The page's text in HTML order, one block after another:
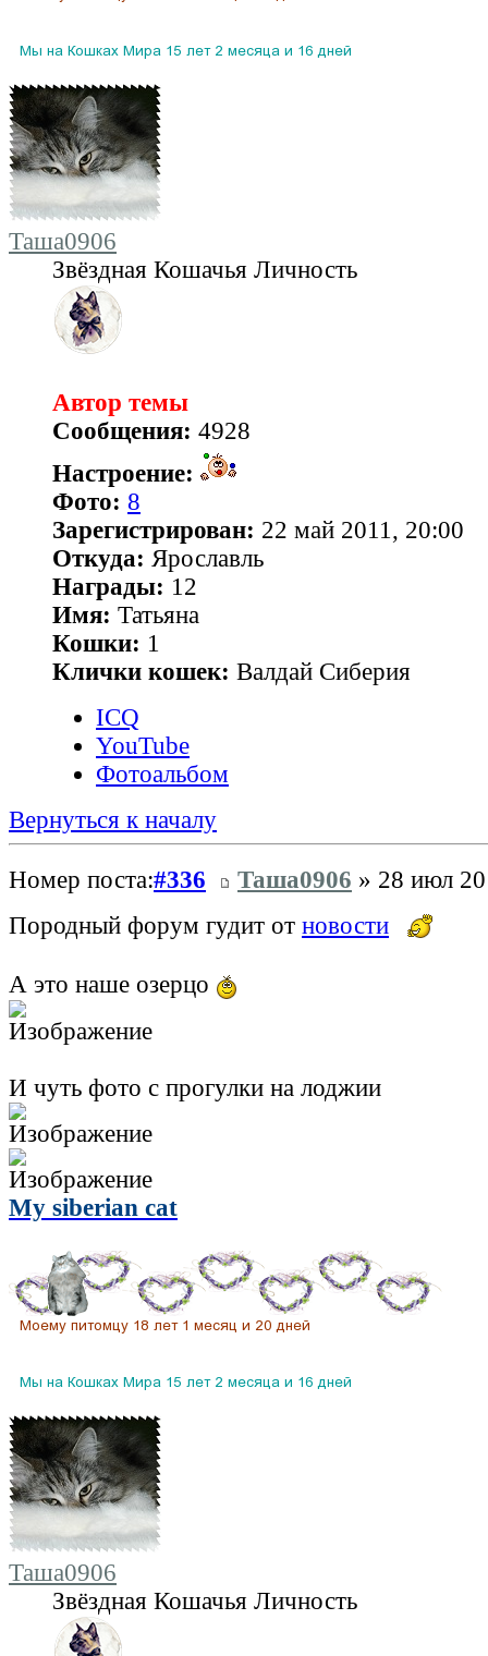
Таша0906
Звёздная Кошачья Личность
Автор темы
Сообщения: 4928
Настроение:
Фото: 8
Зарегистрирован: 22 май 2011, 20:00
Откуда: Ярославль
Награды: 12
Имя: Татьяна
Кошки: 1
Клички кошек: Валдай Сиберия
ICQ
YouTube
Фотоальбом
Вернуться к началу
Номер поста:#336 Таша0906 » 28 июл
Породный форум гудит от новости
А это наше озерцо
И чуть фото с прогулки на лоджии
My siberian cat
Таша0906
Звёздная Кошачья Личность